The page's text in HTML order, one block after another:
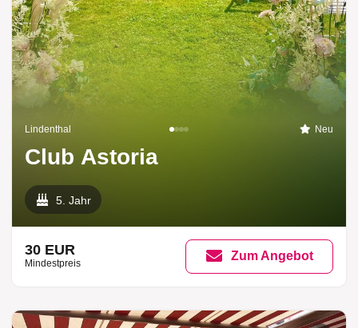
Lindenthal Neu
Club Astoria
5. Jahr
30 EUR
Mindestpreis
Zum Angebot